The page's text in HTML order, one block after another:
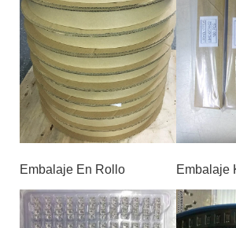
Embalaje En Rollo Embalaje